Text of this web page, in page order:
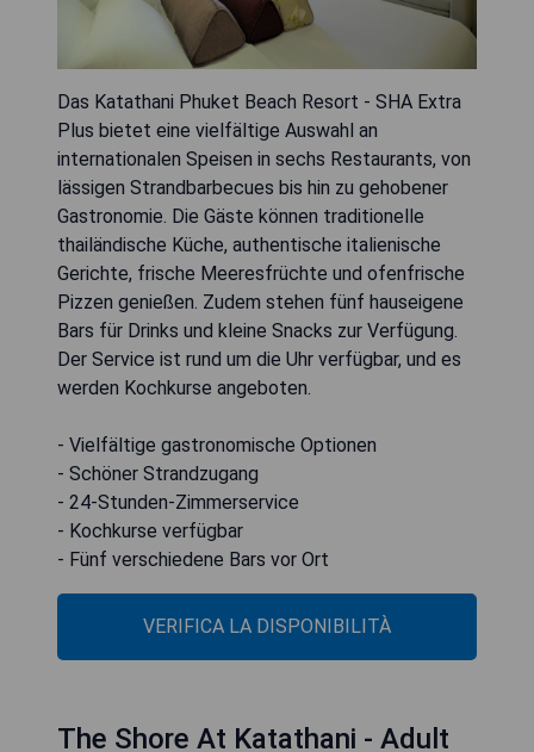
Das Katathani Phuket Beach Resort - SHA Extra
Plus bietet eine vielfältige Auswahl an
internationalen Speisen in sechs Restaurants, von
lässigen Strandbarbecues bis hin zu gehobener
Gastronomie. Die Gäste können traditionelle
thailändische Küche, authentische italienische
Gerichte, frische Meeresfrüchte und ofenfrische
Pizzen genießen. Zudem stehen fünf hauseigene
Bars für Drinks und kleine Snacks zur Verfügung.
Der Service ist rund um die Uhr verfügbar, und es
werden Kochkurse angeboten.
- Vielfältige gastronomische Optionen
- Schöner Strandzugang
- 24-Stunden-Zimmerservice
- Kochkurse verfügbar
- Fünf verschiedene Bars vor Ort
VERIFICA LA DISPONIBILITÀ
The Shore At Katathani - Adult